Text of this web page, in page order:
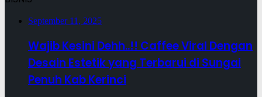
September 11, 2025
Wajib Kesini Dehh..!! Caffee Viral Dengan
Desain Estetik yang Terbarui di Sungai
Penuh Kab Kerinci